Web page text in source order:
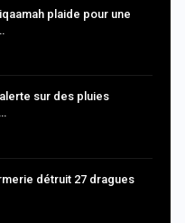
plaide pour une
sur des pluies
détruit 27 dragues